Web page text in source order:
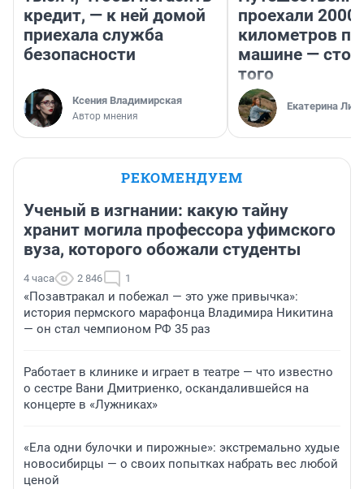
кредит, — к ней домой
приехала служба
безопасности
Ксения Владимирская
Автор мнения
проехали 2000
километров по
машине —
того
Екатерина
РЕКОМЕНДУЕМ
Ученый в изгнании: какую тайну
хранит могила профессора уфимского
вуза, которого обожали студенты
4 часа 2 846 1
«Позавтракал и побежал — это уже привычка»:
история пермского марафонца Владимира Никитина
— он стал чемпионом РФ 35 раз
Работает в клинике и играет в театре — что известно
о сестре Вани Дмитриенко, оскандалившейся на
концерте в «Лужниках»
«Ела одни булочки и пирожные»: экстремально худые
новосибирцы — о своих попытках набрать вес любой
ценой